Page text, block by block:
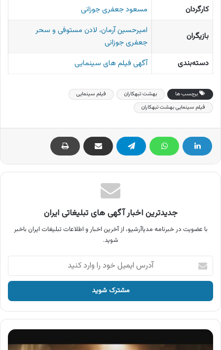
کارگردان
مسعود جعفری جوزانی
بازیگران
امیرحسین آرمان، لادن مستوفی و سحر
جعفری جوزانی
دسته‌بندی
آگهی فیلم های سینمایی
برچسب ها بهشت تبهکاران
فیلم سینمایی
فیلم سینمایی بهشت تبهکاران
جدیدترین اخبار آگهی های تبلیغاتی ایران
با عضویت در خبرنامه مدیاآرشیو، از آخرین اخبار و اطلاعات تبلیغات ایران باخبر
شوید.
آدرس
ایمیل
خود
وارد
کنید
آگهی
محصولات